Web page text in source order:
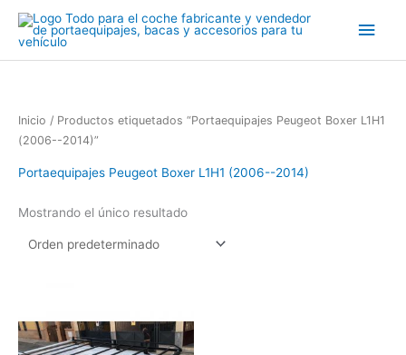
contenido
Inicio / Productos etiquetados “Portaequipajes Peugeot Boxer L1H1
(2006--2014)”
Portaequipajes Peugeot Boxer L1H1 (2006--2014)
Mostrando el único resultado